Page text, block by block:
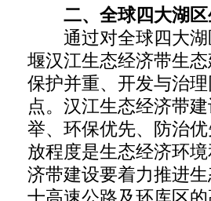
二、全球四大湖区
通过对全球四大湖
堰汉江生态经济带生
保护并重、开发与治
点。汉江生态经济带
举、环保优先、防治
放程度是生态经济环
济带建设要着力推进